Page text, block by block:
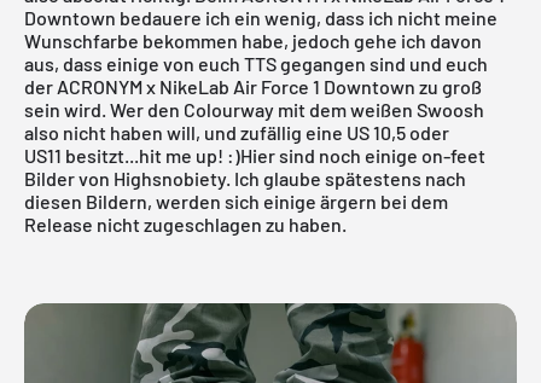
Downtown bedauere ich ein wenig, dass ich nicht meine
Wunschfarbe bekommen habe, jedoch gehe ich davon
aus, dass einige von euch TTS gegangen sind und euch
der ACRONYM x NikeLab Air Force 1 Downtown zu groß
sein wird. Wer den Colourway mit dem weißen Swoosh
also nicht haben will, und zufällig eine US 10,5 oder
US11 besitzt...hit me up! :)Hier sind noch einige on-feet
Bilder von Highsnobiety. Ich glaube spätestens nach
diesen Bildern, werden sich einige ärgern bei dem
Release nicht zugeschlagen zu haben.